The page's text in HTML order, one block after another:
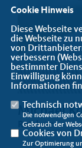
Michael
Ratsherr
Cookie Hinweis
Diese Webseite
die Webseite zu
von
verbessern
bestimmter
Einwilligung
Informationen
Technisch
Die notwendigen
Gebrauch der
Cookies von
Zur Optimierung